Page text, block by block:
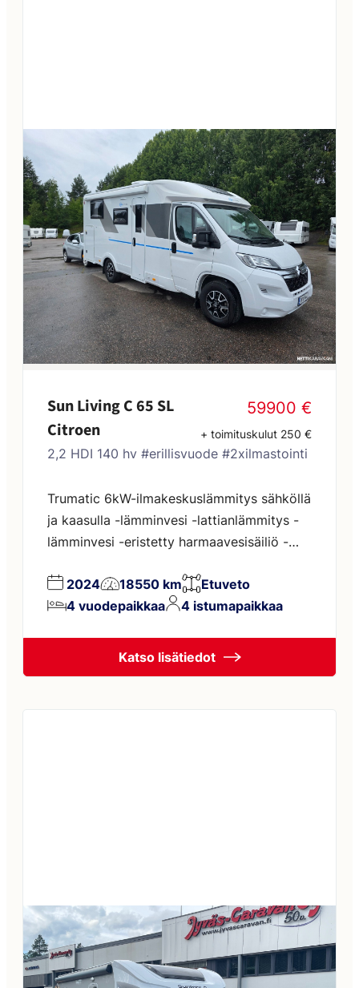
Sun Living C 65 SL
Citroen
59900 €
+ toimituskulut 250 €
2,2 HDI 140 hv #erillisvuode #2xilmastointi
Trumatic 6kW-ilmakeskuslämmitys sähköllä
ja kaasulla -lämminvesi -lattianlämmitys -
lämminvesi -eristetty harmaavesisäiliö -
asuintilan ilmastointi -vakionopeuden
säädin -sähkötoimiset ohjaamon ikkunat -
keskuslukitus -markiisi -multimediasoitin +
2024 18550 km
Etuveto
4 vuodepaikkaa
4 istumapaikkaa
Katso lisätiedot